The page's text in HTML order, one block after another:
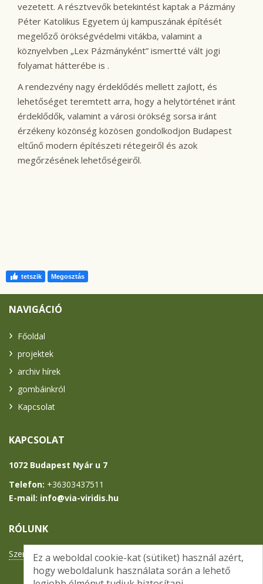
vezetett. A résztvevők betekintést kaptak a Pázmány
Péter Katolikus Egyetem új kampuszának építését
megelőző örökségvédelmi vitákba, valamint a
köznyelvben „Lex Pázmányként” ismertté vált jogi
folyamat hátterébe is .
A rendezvény nagy érdeklődés mellett zajlott, és
lehetőséget teremtett arra, hogy a helytörténet iránt
érdeklődők, valamint a városi örökség sorsa iránt
érzékeny közönség közösen gondolkodjon Budapest
eltűnő modern építészeti rétegeiről és azok
megőrzésének lehetőségeiről.
tetszik Megosztás
NAVIGÁCIÓ
Főoldal
projektek
archiv hírek
gombáinkról
Kapcsolat
KAPCSOLAT
1072 Budapest Nyár u 7
Telefon: +36303437511
E-mail: info@via-viridis.hu
RÓLUNK
Szervezetünk bemutatása
Ez a weboldal cookie-kat (sütiket) használ azért,
hogy weboldalunk használata során a lehető